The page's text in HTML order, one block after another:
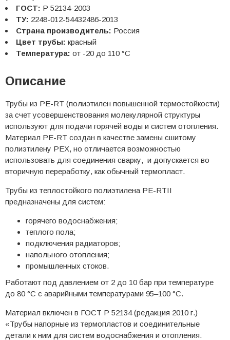
ГОСТ: Р 52134-2003
ТУ: 2248-012-54432486-2013
Страна производитель: Россия
Цвет трубы: красный
Температура: от -20 до 110 °С
Описание
Трубы из PE-RT (полиэтилен повышенной термостойкости)
за счет усовершенствования молекулярной структуры
используют для подачи горячей воды и систем отопления.
Материал PE-RT создан в качестве замены сшитому
полиэтилену PEX, но отличается возможностью
использовать для соединения сварку, и допускается во
вторичную переработку, как обычный термопласт.
Трубы из теплостойкого полиэтилена PE-RTII
предназначены для систем:
горячего водоснабжения;
теплого пола;
подключения радиаторов;
напольного отопления;
промышленных стоков.
Работают под давлением от 2 до 10 бар при температуре
до 80 °C с аварийными температурами 95–100 °C.
Материал включен в ГОСТ Р 52134 (редакция 2010 г.)
«Трубы напорные из термопластов и соединительные
детали к ним для систем водоснабжения и отопления.